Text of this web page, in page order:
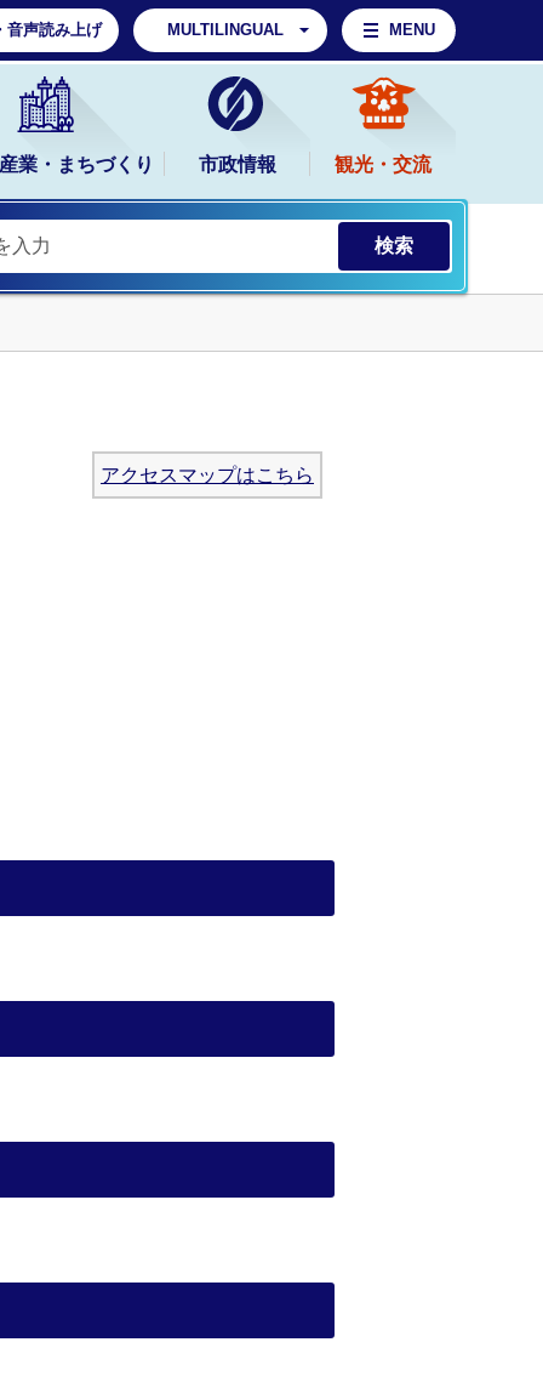
音声読み上げ MULTILINGUAL MENU
業・まちづくり 市政情報 観光・交流
アクセスマップはこちら